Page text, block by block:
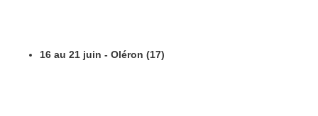
16 au 21 juin - Oléron (17)